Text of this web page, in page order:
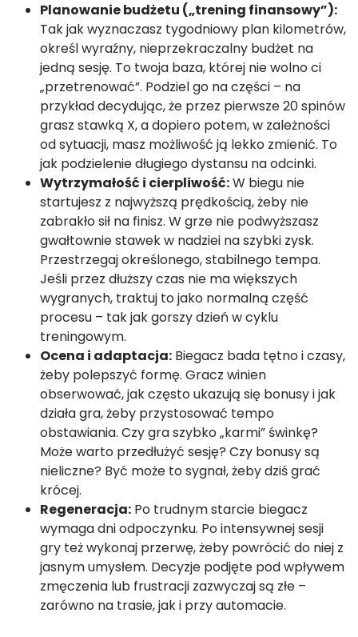
Planowanie budżetu („trening finansowy”):
Tak jak wyznaczasz tygodniowy plan kilometrów,
określ wyraźny, nieprzekraczalny budżet na
jedną sesję. To twoja baza, której nie wolno ci
„przetrenować”. Podziel go na części – na
przykład decydując, że przez pierwsze 20 spinów
grasz stawką X, a dopiero potem, w zależności
od sytuacji, masz możliwość ją lekko zmienić. To
jak podzielenie długiego dystansu na odcinki.
Wytrzymałość i cierpliwość:W biegu nie
startujesz z najwyższą prędkością, żeby nie
zabrakło sił na finisz. W grze nie podwyższasz
gwałtownie stawek w nadziei na szybki zysk.
Przestrzegaj określonego, stabilnego tempa.
Jeśli przez dłuższy czas nie ma większych
wygranych, traktuj to jako normalną część
procesu – tak jak gorszy dzień w cyklu
treningowym.
Ocena i adaptacja: Biegacz bada tętno i czasy,
żeby polepszyć formę. Gracz winien
obserwować, jak często ukazują się bonusy i jak
działa gra, żeby przystosować tempo
obstawiania. Czy gra szybko „karmi” świnkę?
Może warto przedłużyć sesję? Czy bonusy są
nieliczne? Być może to sygnał, żeby dziś grać
krócej.
Regeneracja: Po trudnym starcie biegacz
wymaga dni odpoczynku. Po intensywnej sesji
gry też wykonaj przerwę, żeby powrócić do niej z
jasnym umysłem. Decyzje podjęte pod wpływem
zmęczenia lub frustracji zazwyczaj są złe –
zarówno na trasie, jak i przy automacie.